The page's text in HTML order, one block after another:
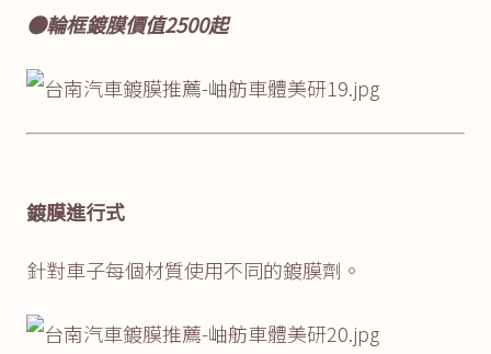
●輪框鍍膜價值2500起
鍍膜進行式
針對車子每個材質使用不同的鍍膜劑。